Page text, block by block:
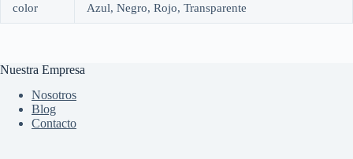
color Azul, Negro, Rojo, Transparente
Nuestra Empresa
Nosotros
Blog
Contacto